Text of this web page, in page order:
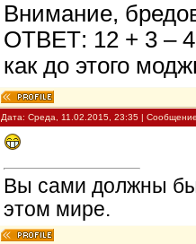
Внимание,
ОТВЕТ: 12 + 3 –
как до этого
Дата: Среда, 11.02.2015, 23:35 |
Вы сами должны
этом мире.